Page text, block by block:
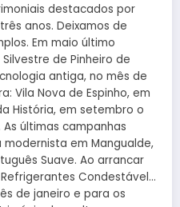
destacados por
anos. Deixamos de
Em maio último
de Pinheiro de
antiga, no mês de
Vila Nova de Espinho, em
História, em setembro o
últimas campanhas
em Mangualde,
Suave. Ao arrancar
Condestável…
de janeiro e para os